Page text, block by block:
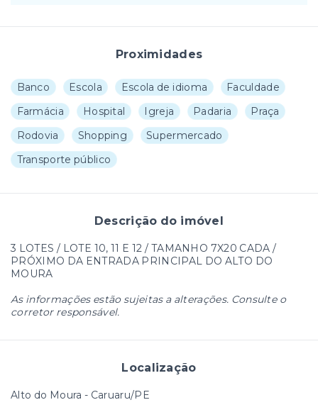
Proximidades
Banco Escola Escola de idioma
Faculdade
Farmácia
Hospital Igreja Padaria
Praça
Rodovia
Shopping
Supermercado
Transporte público
Descrição do imóvel
3 LOTES / LOTE 10, 11 E 12 / TAMANHO 7X20 CADA /
PRÓXIMO DA ENTRADA PRINCIPAL DO ALTO DO
MOURA
As informações estão sujeitas a alterações. Consulte o
corretor responsável.
Localização
Alto do Moura - Caruaru/PE